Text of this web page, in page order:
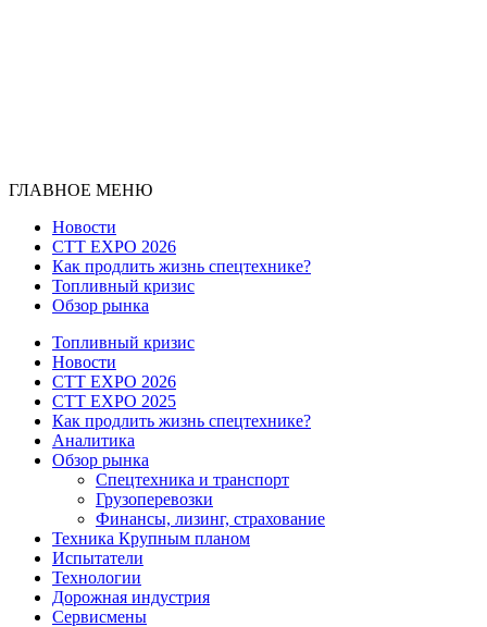
ГЛАВНОЕ МЕНЮ
Новости
CTT EXPO 2026
Как продлить жизнь спецтехнике?
Топливный кризис
Обзор рынка
Топливный кризис
Новости
CTT EXPO 2026
CTT EXPO 2025
Как продлить жизнь спецтехнике?
Аналитика
Обзор рынка
Спецтехника и транспорт
Грузоперевозки
Финансы, лизинг, страхование
Техника Крупным планом
Испытатели
Технологии
Дорожная индустрия
Сервисмены